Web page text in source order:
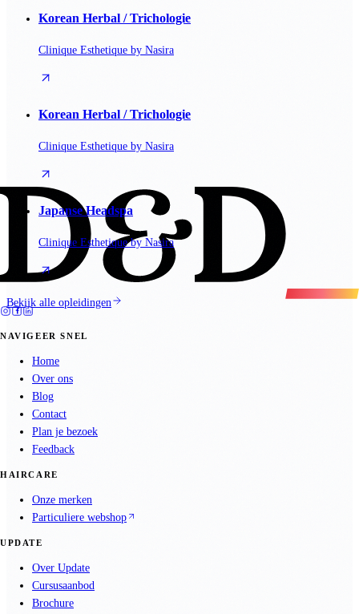
Korean Herbal / Trichologie
Clinique Esthetique by Nasira
Korean Herbal / Trichologie
Clinique Esthetique by Nasira
Japanse Headspa
Clinique Esthetique by Nasira
Bekijk alle opleidingen
NAVIGEER SNEL
Home
Over ons
Blog
Contact
Plan je bezoek
Feedback
HAIRCARE
Onze merken
Particuliere webshop
UPDATE
Over Update
Cursusaanbod
Brochure